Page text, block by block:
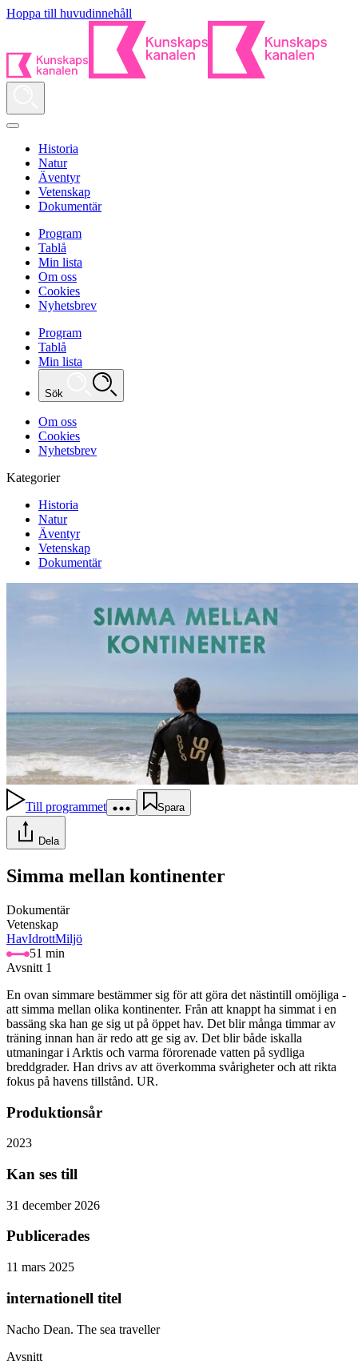
Hoppa till huvudinnehåll
Historia
Natur
Äventyr
Vetenskap
Dokumentär
Program
Tablå
Min lista
Om oss
Cookies
Nyhetsbrev
Program
Tablå
Min lista
Sök
Om oss
Cookies
Nyhetsbrev
Kategorier
Historia
Natur
Äventyr
Vetenskap
Dokumentär
Till programmet Spara
Dela
Simma mellan kontinenter
Dokumentär
Vetenskap
HavIdrottMiljö
51 min
Avsnitt 1
En ovan simmare bestämmer sig för att göra det nästintill omöjliga -
att simma mellan olika kontinenter. Från att knappt ha simmat i en
bassäng ska han ge sig ut på öppet hav. Det blir många timmar av
träning innan han är redo att ge sig av. Det blir både iskalla
utmaningar i Arktis och varma förorenade vatten på sydliga
breddgrader. Han drivs av att överkomma svårigheter och att rikta
fokus på havens tillstånd. UR.
Produktionsår
2023
Kan ses till
31 december 2026
Publicerades
11 mars 2025
internationell titel
Nacho Dean. The sea traveller
Avsnitt